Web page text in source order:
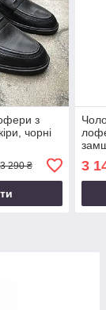
з
чорні
3 290 ₴ 3